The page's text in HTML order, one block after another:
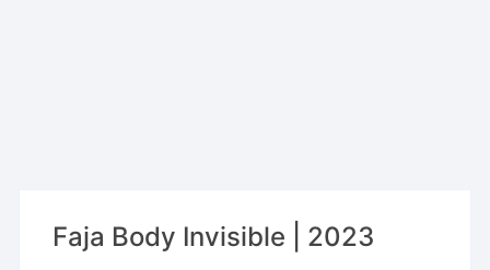
Faja Body Invisible | 2023